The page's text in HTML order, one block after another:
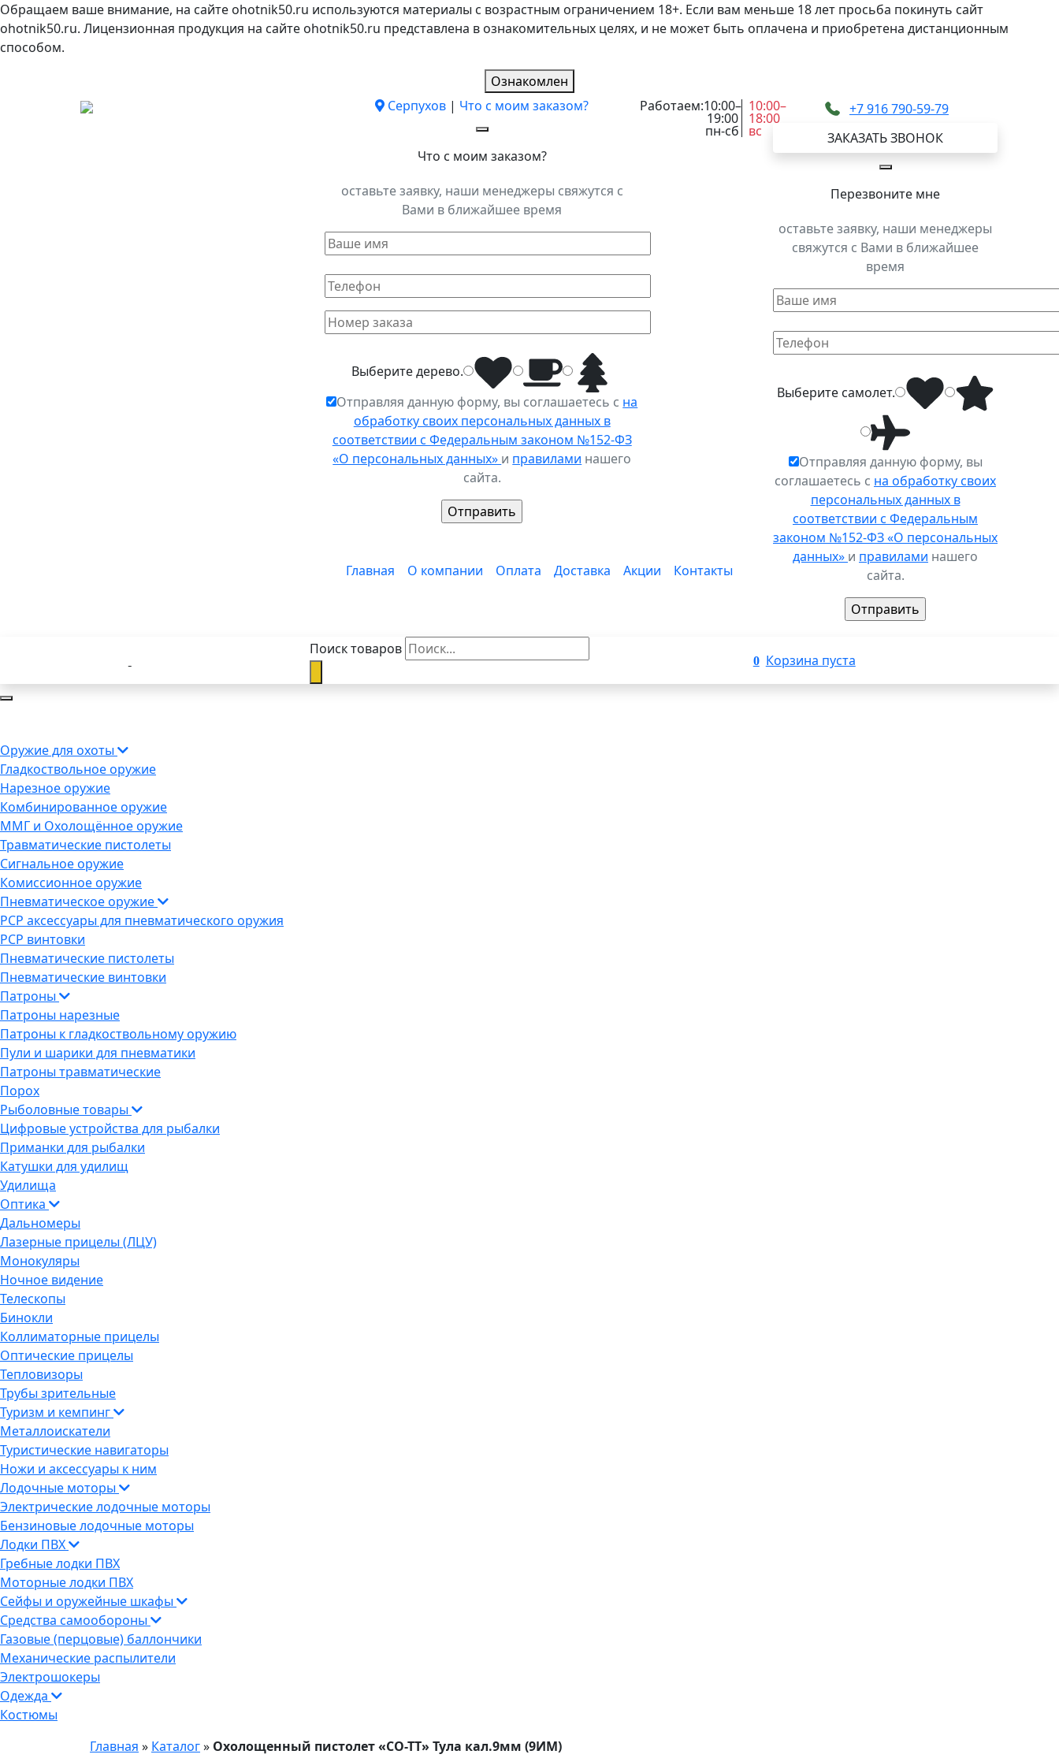
Обращаем ваше внимание, на сайте ohotnik50.ru используются материалы с возрастным ограничением 18+. Если вам меньше 18 лет просьба покинуть сайт
ohotnik50.ru. Лицензионная продукция на сайте ohotnik50.ru представлена в ознакомительных целях, и не может быть оплачена и приобретена дистанционным
способом.
Ознакомлен
Серпухов | Что с моим заказом?
Что с моим заказом?
оставьте заявку, наши менеджеры свяжутся с
Вами в ближайшее время
Выберитедерево.
Отправляя данную форму, вы соглашаетесь с на
обработку своих персональных данных в
соответствии с Федеральным законом №152-ФЗ
«О персональных данных» и правилами нашего
сайта.
Работаем:10:00–
19:00
пн-сб
10:00–
18:00
вс
Главная О компании Оплата Доставка Акции Контакты
+7 916 790-59-79
ЗАКАЗАТЬ ЗВОНОК
Перезвоните мне
оставьте заявку, наши менеджеры
свяжутся с Вами в ближайшее
время
Выберитесамолет.
Отправляя данную форму, вы
соглашаетесь с на обработку своих
персональных данных в
соответствии с Федеральным
законом №152-ФЗ «О персональных
данных» и правилами нашего
сайта.
Поиск товаров
0 Корзина пуста
Оружие для охоты
Гладкоствольное оружие
Нарезное оружие
Комбинированное оружие
ММГ и Охолощённое оружие
Травматические пистолеты
Сигнальное оружие
Комиссионное оружие
Пневматическое оружие
PCP аксессуары для пневматического оружия
PCP винтовки
Пневматические пистолеты
Пневматические винтовки
Патроны
Патроны нарезные
Патроны к гладкоствольному оружию
Пули и шарики для пневматики
Патроны травматические
Порох
Рыболовные товары
Цифровые устройства для рыбалки
Приманки для рыбалки
Катушки для удилищ
Удилища
Оптика
Дальномеры
Лазерные прицелы (ЛЦУ)
Монокуляры
Ночное видение
Телескопы
Бинокли
Коллиматорные прицелы
Оптические прицелы
Тепловизоры
Трубы зрительные
Туризм и кемпинг
Металлоискатели
Туристические навигаторы
Ножи и аксессуары к ним
Лодочные моторы
Электрические лодочные моторы
Бензиновые лодочные моторы
Лодки ПВХ
Гребные лодки ПВХ
Моторные лодки ПВХ
Сейфы и оружейные шкафы
Средства самообороны
Газовые (перцовые) баллончики
Механические распылители
Электрошокеры
Одежда
Костюмы
Главная » Каталог» Охолощенный пистолет «СО-ТТ» Тула кал.9мм (9ИМ)